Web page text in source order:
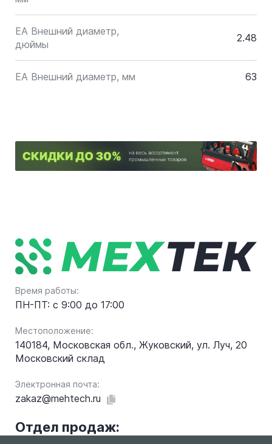
EA Внешний диаметр,
дюймы
2.48
EA Внешний диаметр, мм 63
Время работы:
ПН-ПТ: с 9:00 до 17:00
Местоположение:
140184, Московская обл., Жуковский, ул. Луч, 20
Московский склад
Электронная почта:
zakaz@mehtech.ru
Отдел продаж: